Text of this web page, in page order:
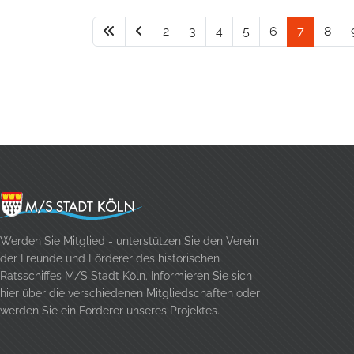
2 3 4 5 6 7 8
Werden Sie Mitglied - unterstützen Sie den Verein
der Freunde und Förderer des historischen
Ratsschiffes M/S Stadt Köln. Informieren Sie sich
hier über die verschiedenen Mitgliedschaften oder
werden Sie ein Förderer unseres Projektes.